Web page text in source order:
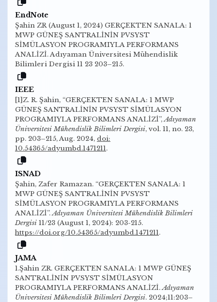
EndNote
Şahin ZR (August 1, 2024) GERÇEKTEN SANALA: 1
MWP GÜNEŞ SANTRALİNİN PVSYST
SİMÜLASYON PROGRAMIYLA PERFORMANS
ANALİZİ. Adıyaman Üniversitesi Mühendislik
Bilimleri Dergisi 11 23 203–215.
IEEE
[1]Z. R. Şahin, “GERÇEKTEN SANALA: 1 MWP
GÜNEŞ SANTRALİNİN PVSYST SİMÜLASYON
PROGRAMIYLA PERFORMANS ANALİZİ”,Adıyaman
Üniversitesi Mühendislik Bilimleri Dergisi, vol. 11, no. 23,
pp. 203–215, Aug. 2024, doi:
10.54365/adyumbd.1471211.
ISNAD
Şahin, Zafer Ramazan. “GERÇEKTEN SANALA: 1
MWP GÜNEŞ SANTRALİNİN PVSYST
SİMÜLASYON PROGRAMIYLA PERFORMANS
ANALİZİ”.Adıyaman Üniversitesi Mühendislik Bilimleri
Dergisi 11/23 (August 1, 2024): 203-215.
https://doi.org/10.54365/adyumbd.1471211.
JAMA
1.Şahin ZR. GERÇEKTEN SANALA: 1 MWP GÜNEŞ
SANTRALİNİN PVSYST SİMÜLASYON
PROGRAMIYLA PERFORMANS ANALİZİ.Adıyaman
Üniversitesi Mühendislik Bilimleri Dergisi. 2024;11:203–